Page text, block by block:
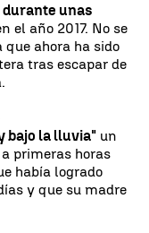
unas
el año 2017. No se
ahora ha sido
tras escapar de
bajo la lluvia" un
primeras horas
había logrado
y que su madre